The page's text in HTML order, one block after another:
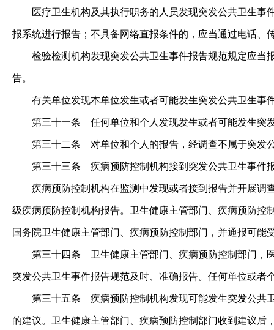
医疗卫生机构及其执行职务的人员发现突发公共卫生事
报系统进行报告；不具备网络直报条件的，应当通过电话、
检验检测机构发现突发公共卫生事件报告规范规定应当
告。
有关单位发现本单位发生或者可能发生突发公共卫生事
第三十一条 任何单位和个人发现发生或者可能发生突
第三十二条 对单位和个人的报告，经调查不属于突发
第三十三条 疾病预防控制机构接到突发公共卫生事件
疾病预防控制机构在监测中发现或者接到报告并开展调
级疾病预防控制机构报告。卫生健康主管部门、疾病预防
国务院卫生健康主管部门、疾病预防控制部门，并通报可
第三十四条 卫生健康主管部门、疾病预防控制部门，
突发公共卫生事件报告规范及时、准确报告。任何单位或者
第三十五条 疾病预防控制机构发现可能发生突发公共
的建议。卫生健康主管部门、疾病预防控制部门收到建议